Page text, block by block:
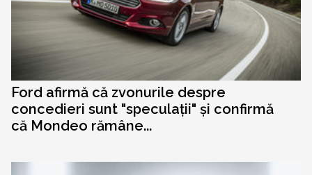
Ford afirmă că zvonurile despre
concedieri sunt "speculații" și confirmă
că Mondeo rămâne...